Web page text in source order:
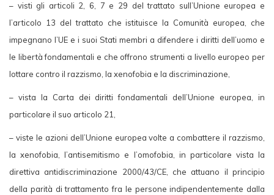
– visti gli articoli 2, 6, 7 e 29 del trattato sull’Unione europea e
l’articolo 13 del trattato che istituisce la Comunità europea, che
impegnano l’UE e i suoi Stati membri a difendere i diritti dell’uomo e
le libertà fondamentali e che offrono strumenti a livello europeo per
lottare contro il razzismo, la xenofobia e la discriminazione,
– vista la Carta dei diritti fondamentali dell’Unione europea, in
particolare il suo articolo 21,
– viste le azioni dell’Unione europea volte a combattere il razzismo,
la xenofobia, l’antisemitismo e l’omofobia, in particolare vista la
direttiva antidiscriminazione 2000/43/CE, che attuano il principio
della parità di trattamento fra le persone indipendentemente dalla